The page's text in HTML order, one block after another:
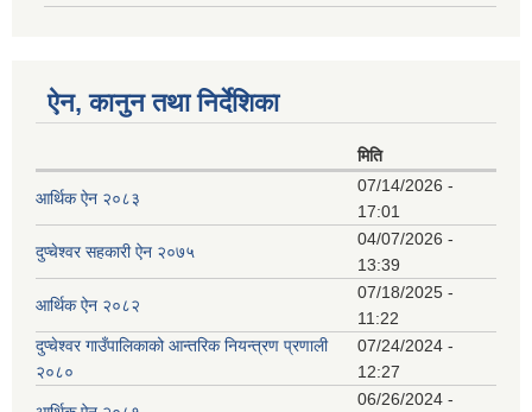
ऐन, कानुन तथा निर्देशिका
मिति
आर्थिक ऐन २०८३
07/14/2026 -
17:01
दुप्चेश्वर सहकारी ऐन २०७५
04/07/2026 -
13:39
आर्थिक ऐन २०८२
07/18/2025 -
11:22
दुप्चेश्वर गाउँपालिकाको आन्तरिक नियन्त्रण प्रणाली
२०८०
07/24/2024 -
12:27
06/26/2024 -